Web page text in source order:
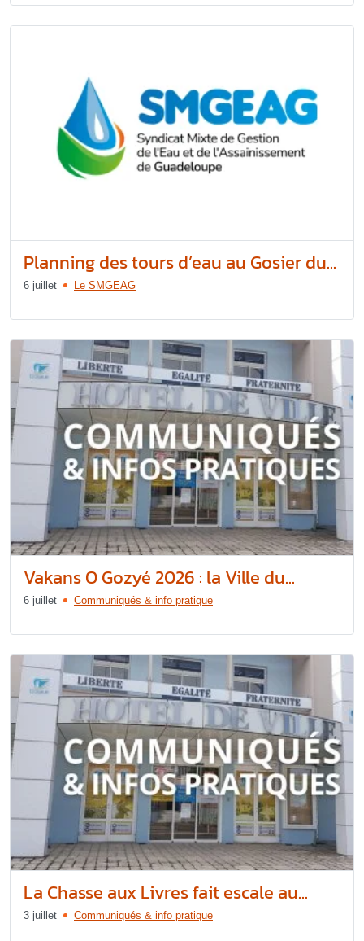
Planning des tours d’eau au Gosier du...
6 juillet Le SMGEAG
Vakans O Gozyé 2026 : la Ville du...
6 juillet Communiqués & info pratique
La Chasse aux Livres fait escale au...
3 juillet Communiqués & info pratique